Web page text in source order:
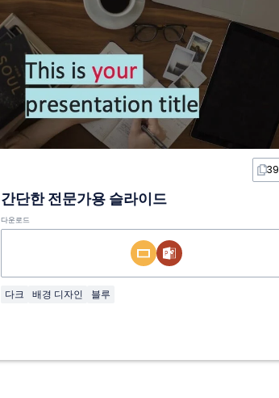
39
간단한 전문가용 슬라이드
다운로드
다크 배경 디자인 블루